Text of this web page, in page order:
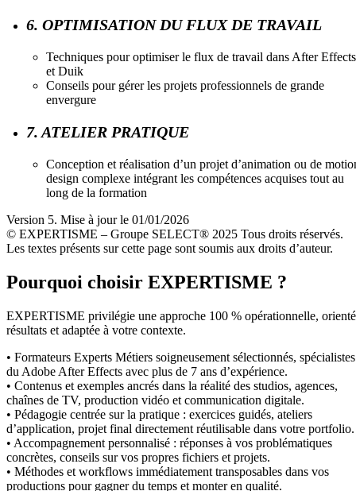
6. OPTIMISATION DU FLUX DE TRAVAIL
Techniques pour optimiser le flux de travail dans After Effects
et Duik
Conseils pour gérer les projets professionnels de grande
envergure
7. ATELIER PRATIQUE
Conception et réalisation d’un projet d’animation ou de
design complexe intégrant les compétences acquises tout au
long de la formation
Version 5. Mise à jour le 01/01/2026
© EXPERTISME – Groupe SELECT® 2025 Tous droits réservés.
Les textes présents sur cette page sont soumis aux droits d’auteur.
Pourquoi choisir EXPERTISME ?
EXPERTISME privilégie une approche 100 % opérationnelle,
résultats et adaptée à votre contexte.
• Formateurs Experts Métiers soigneusement sélectionnés, spécialistes
du Adobe After Effects avec plus de 7 ans d’expérience.
• Contenus et exemples ancrés dans la réalité des studios, agences,
chaînes de TV, production vidéo et communication digitale.
• Pédagogie centrée sur la pratique : exercices guidés, ateliers
d’application, projet final directement réutilisable dans votre portfolio.
• Accompagnement personnalisé : réponses à vos problématiques
concrètes, conseils sur vos propres fichiers et projets.
• Méthodes et workflows immédiatement transposables dans vos
productions pour gagner du temps et monter en qualité.